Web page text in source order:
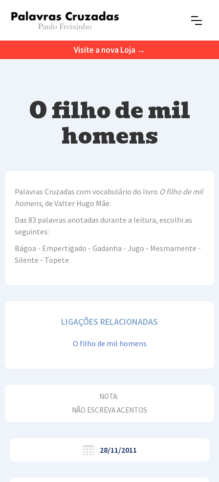
Visite a nova Loja →
O filho de mil
homens
Palavras Cruzadas com vocabulário do livro O filho de mil
homens, de Valter Hugo Mãe.
Das 83 palavras anotadas durante a leitura, escolhi as
seguintes:
Bágoa - Empertigado - Gadanha - Jugo - Mesmamente -
Silente - Topete
LIGAÇÕES RELACIONADAS
O filho de mil homens
NOTA:
NÃO ESCREVA ACENTOS
28/11/2011